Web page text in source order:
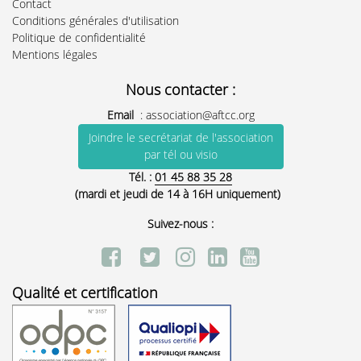
Contact
Conditions générales d'utilisation
Politique de confidentialité
Mentions légales
Nous contacter :
Email : association@aftcc.org
Joindre le secrétariat de l'association
par tél ou visio
Tél. : 01 45 88 35 28
(mardi et jeudi de 14 à 16H uniquement)
Suivez-nous :
Qualité et certification